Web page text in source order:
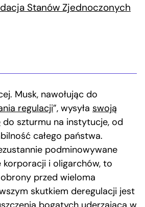
Stanów Zjednoczonych
Musk, nawołując do
regulacji”, wysyła swoją
do szturmu na instytucje, od
całego państwa.
podminowywane
korporacji i oligarchów, to
przed wieloma
skutkiem deregulacji jest